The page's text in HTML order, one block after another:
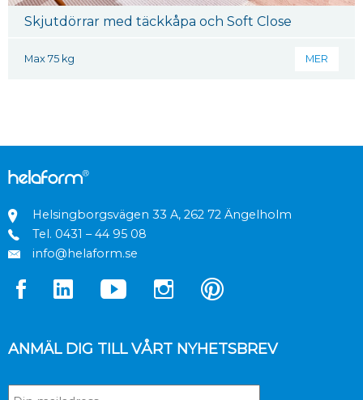
Skjutdörrar med täckkåpa och Soft Close
Max 75 kg MER
Helsingborgsvägen 33 A, 262 72 Ängelholm
Tel. 0431 – 44 95 08
info@helaform.se
ANMÄL DIG TILL VÅRT NYHETSBREV